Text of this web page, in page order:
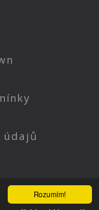
Rozumím!
údajů